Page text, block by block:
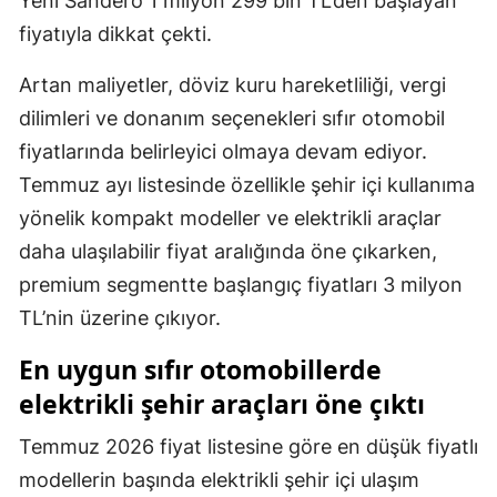
fiyatıyla dikkat çekti.
Artan maliyetler, döviz kuru hareketliliği, vergi
dilimleri ve donanım seçenekleri sıfır otomobil
fiyatlarında belirleyici olmaya devam ediyor.
Temmuz ayı listesinde özellikle şehir içi kullanıma
yönelik kompakt modeller ve elektrikli araçlar
daha ulaşılabilir fiyat aralığında öne çıkarken,
premium segmentte başlangıç fiyatları 3 milyon
TL’nin üzerine çıkıyor.
En uygun sıfır otomobillerde
elektrikli şehir araçları öne çıktı
Temmuz 2026 fiyat listesine göre en düşük fiyatlı
modellerin başında elektrikli şehir içi ulaşım